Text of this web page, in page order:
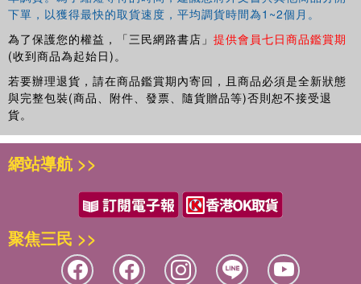
下單，以獲得最快的取貨速度，平均調貨時間為1~2個月。
為了保護您的權益，「三民網路書店」 提供會員七日商品鑑賞期
(收到商品為起始日)。
若要辦理退貨，請在商品鑑賞期內寄回，且商品必須是全新狀態
與完整包裝(商品、附件、發票、隨貨贈品等)否則恕不接受退
貨。
網站導航 >>
聚焦三民 >>